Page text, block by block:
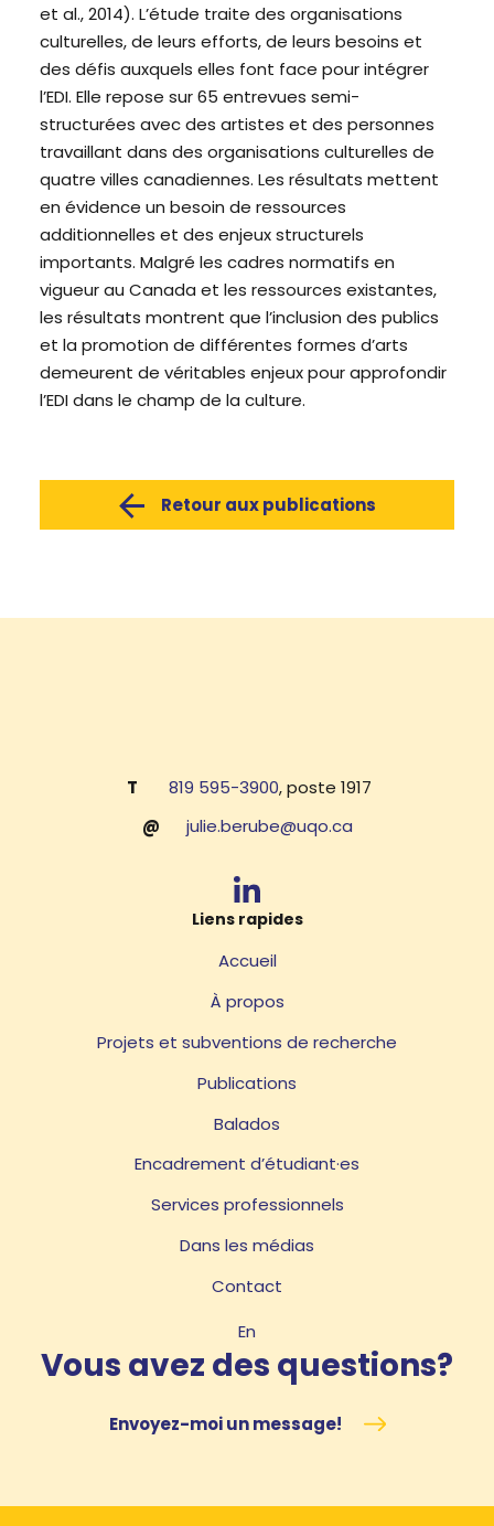
et al., 2014). L’étude traite des organisations
culturelles, de leurs efforts, de leurs besoins et
des défis auxquels elles font face pour intégrer
l’EDI. Elle repose sur 65 entrevues semi-
structurées avec des artistes et des personnes
travaillant dans des organisations culturelles de
quatre villes canadiennes. Les résultats mettent
en évidence un besoin de ressources
additionnelles et des enjeux structurels
importants. Malgré les cadres normatifs en
vigueur au Canada et les ressources existantes,
les résultats montrent que l’inclusion des publics
et la promotion de différentes formes d’arts
demeurent de véritables enjeux pour approfondir
l’EDI dans le champ de la culture.
Retour aux publications
T 819 595-3900, poste 1917
@
julie.berube@uqo.ca
Liens rapides
Accueil
À propos
Projets et subventions de recherche
Publications
Balados
Encadrement d’étudiant·es
Services professionnels
Dans les médias
Contact
En
Vous avez des questions?
Envoyez-moi un message!